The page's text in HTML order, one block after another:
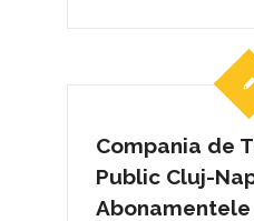
Compania de
Public Cluj-